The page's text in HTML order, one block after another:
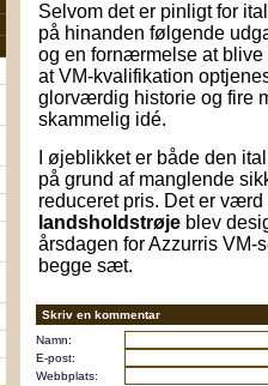
Selvom det er pinligt for
på hinanden følgende
og en fornærmelse at blive
at VM-kvalifikation
glorværdig historie og fire
skammelig idé.
I øjeblikket er både den
på grund af manglende
reduceret pris. Det er
landsholdstrøje blev
årsdagen for Azzurris VM-
begge sæt.
Skriv en kommentar
Namn:
E-post:
Webbplats: